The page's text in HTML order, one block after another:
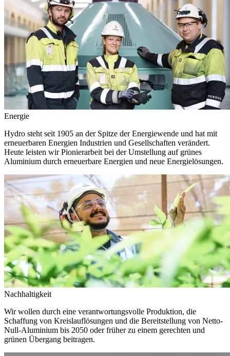
Energie
Hydro steht seit 1905 an der Spitze der Energiewende und hat mit
erneuerbaren Energien Industrien und Gesellschaften verändert.
Heute leisten wir Pionierarbeit bei der Umstellung auf grünes
Aluminium durch erneuerbare Energien und neue Energielösungen.
Nachhaltigkeit
Wir wollen durch eine verantwortungsvolle Produktion, die
Schaffung von Kreislauflösungen und die Bereitstellung von Netto-
Null-Aluminium bis 2050 oder früher zu einem gerechten und
grünen Übergang beitragen.